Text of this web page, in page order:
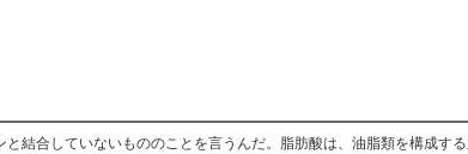
結合していないもののことを言うんだ。脂肪酸は、油脂類を構成す